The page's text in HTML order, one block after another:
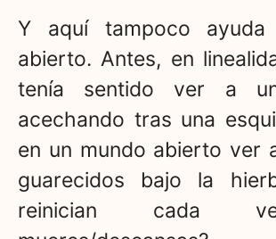
Y aquí tampoco
abierto. Antes, en
tenía sentido ver a
acechando tras una
en un mundo abierto ver
guarecidos bajo la
reinician cada